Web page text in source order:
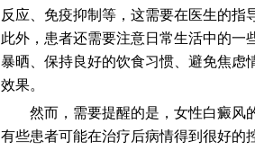
反应、免疫抑制等，这需要在医生的指
此外，患者还需要注意日常生活中的一
暴晒、保持良好的饮食习惯、避免焦虑
效果。
然而，需要提醒的是，女性白癜风的
有些患者可能在治疗后病情得到很好的